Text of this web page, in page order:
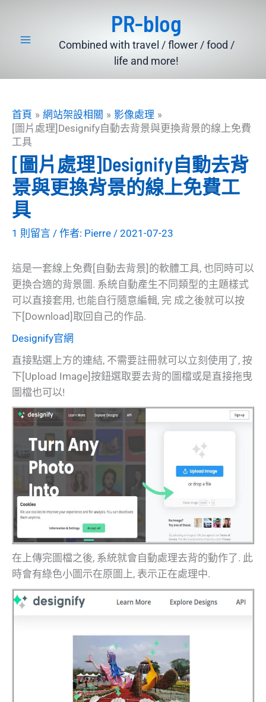
PR-blog
Combined with travel / flower / food /
life and more!
首頁 網站架設相關
影像處理
[圖片處理]Designify自動去背景與更換背景的線上免費
工具
[圖片處理]Designify自動去背
景與更換背景的線上免費工
具
1 則留言 / 作者: Pierre / 2021-07-23
這是一套線上免費[自動去背景]的軟體工具, 也同時可以
更換合適的背景圖. 系統自動產生不同類型的主題樣式
可以直接套用, 也能自行隨意編輯, 完 成之後就可以按
下[Download]取回自己的作品.
Designify官網
直接點選上方的連結, 不需要註冊就可以立刻使用了, 按
下[Upload Image]按鈕選取要去背的圖檔或是直接拖曳
圖檔也可以!
在上傳完圖檔之後, 系統就會自動處理去背的動作了. 此
時會有綠色小圖示在原圖上, 表示正在處理中.